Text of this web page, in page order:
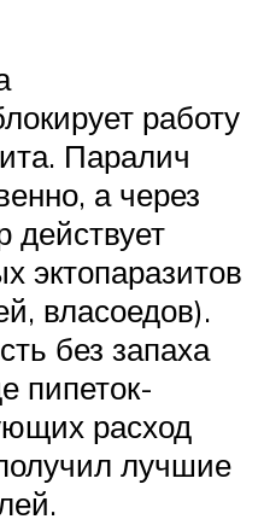
работу
Паралич
а через
действует
эктопаразитов
власоедов).
без запаха
пипеток-
расход
лучшие